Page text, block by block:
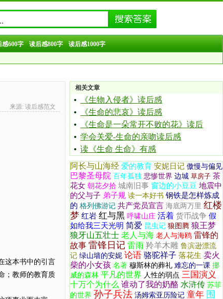
感600字 读后感800字 读后感1000字
来源: 读后感范文
这本书中的引言
；教师的教育质
相关文章
《生物入侵者》读后感
《生命的悲哀》读后感
《生命是一朵常开不败的花》读后
学会关爱-生命的亲吻读后感
读《生命 生命》有感
阿长与山海经 爱的教育 安妮日记 傲慢与偏见
巴黎圣母院 百年孤独 悲惨世界 边城 草房子 茶
花女 朝花夕拾 城南旧事 窗边的小豆豆 地震中
的父与子 弟子规 读一本好书 钢铁是怎样炼成
的 格列佛游记 共产党员宣言 海底两万里 红楼
梦 红岩 红与黑 呼啸山庄 活着 货币战争 假
如给我三天光明 简爱 昆虫记 狼图腾 狼王梦
狼牙山五壮士 老人与海 老人与海鸥 雷锋的
故事 雷锋日记 雷雨 羚羊木雕 鲁滨逊漂流
记 绿山墙的安妮 论语 骆驼祥子 落花生 卖火
柴的小女孩 名著 穆斯林的葬礼 难忘的一课 挪
威的森林 平凡的世界 人性的弱点 三国演义
十万个为什么 谁动了我的奶酪 水浒传 苏菲
的世界 孙子兵法 汤姆索亚历险记 童年 围